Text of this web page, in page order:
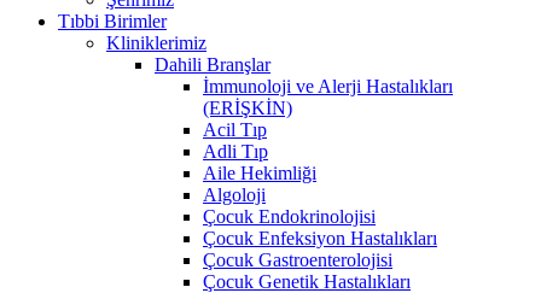
Tıbbi Birimler
Kliniklerimiz
Dahili Branşlar
İmmunoloji ve Alerji Hastalıkları
(ERİŞKİN)
Acil Tıp
Adli Tıp
Aile Hekimliği
Algoloji
Çocuk Endokrinolojisi
Çocuk Enfeksiyon Hastalıkları
Çocuk Gastroenterolojisi
Çocuk Genetik Hastalıkları